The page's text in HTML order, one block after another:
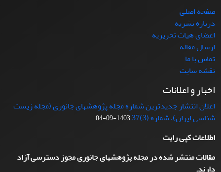
صفحه اصلی
درباره نشریه
اعضای هیات تحریریه
ارسال مقاله
تماس با ما
نقشه سایت
اخبار و اعلانات
اعلان انتشار جدیدترین شماره مجله پژوهشهای جانوری (مجله زیست
شناسی ایران)، شماره (3)37
1403-09-04
اطلاعات کپی رایت
مقالات منتشر شده در مجله پژوهشهای جانوری مجوز دسترسی آزاد